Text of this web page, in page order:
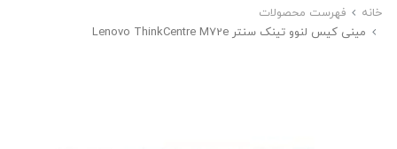
خانه
فهرست محصولات
مینی کیس لنوو تینک سنتر Lenovo ThinkCentre M72e